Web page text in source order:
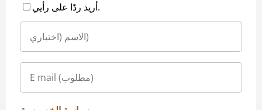
أريد ردًا على رأيي.